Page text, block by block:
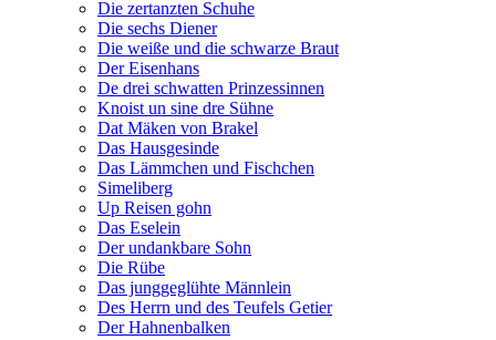
Die zertanzten Schuhe
Die sechs Diener
Die weiße und die schwarze Braut
Der Eisenhans
De drei schwatten Prinzessinnen
Knoist un sine dre Sühne
Dat Mäken von Brakel
Das Hausgesinde
Das Lämmchen und Fischchen
Simeliberg
Up Reisen gohn
Das Eselein
Der undankbare Sohn
Die Rübe
Das junggeglühte Männlein
Des Herrn und des Teufels Getier
Der Hahnenbalken